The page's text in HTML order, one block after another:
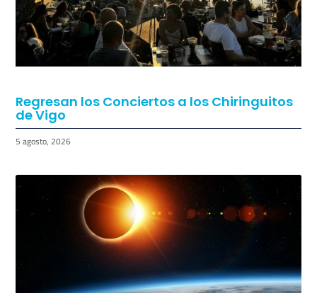
Regresan los Conciertos a los Chiringuitos
de Vigo
5 agosto, 2026